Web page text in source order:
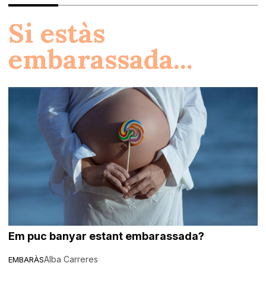
Si estàs
embarassada...
EMBARÀS
Em puc banyar estant embarassada?
Alba Carreres